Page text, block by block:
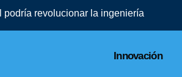
podría revolucionar la ingeniería
Innovación